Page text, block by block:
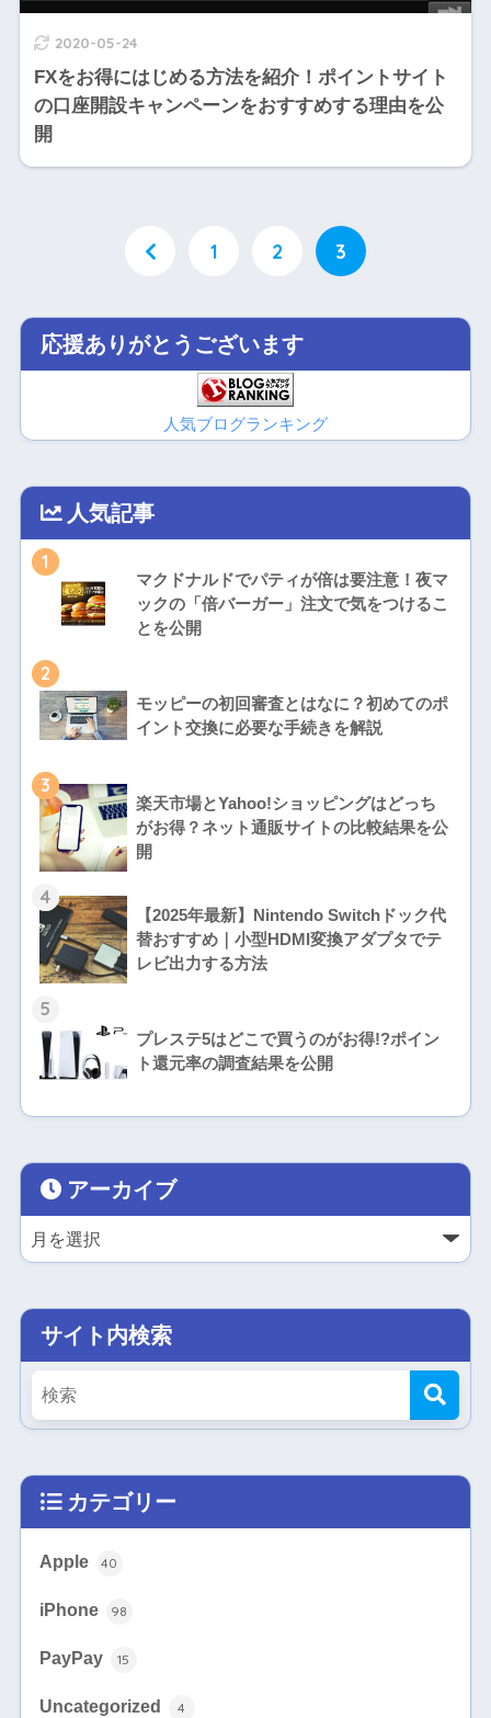
2020-05-24
FXをお得にはじめる方法を紹介！ポイントサイト
の口座開設キャンペーンをおすすめする理由を公
開
1 2 3
応援ありがとうございます
人気ブログランキング
人気記事
1
マクドナルドでパティが倍は要注意！夜マ
ックの「倍バーガー」注文で気をつけるこ
とを公開
2
モッピーの初回審査とはなに？初めてのポ
イント交換に必要な手続きを解説
3
楽天市場とYahoo!ショッピングはどっち
がお得？ネット通販サイトの比較結果を公
開
4
【2025年最新】Nintendo Switchドック代
替おすすめ｜小型HDMI変換アダプタでテ
レビ出力する方法
5
プレステ5はどこで買うのがお得!?ポイン
ト還元率の調査結果を公開
アーカイブ
サイト内検索
カテゴリー
Apple 40
iPhone 98
PayPay 15
Uncategorized 4